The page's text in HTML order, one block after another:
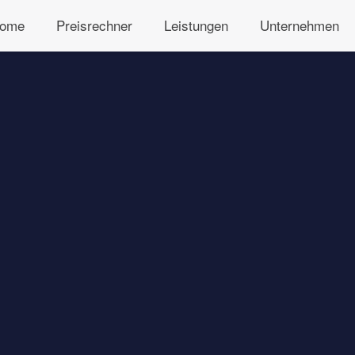
Preisrechner Leistungen Unternehmen